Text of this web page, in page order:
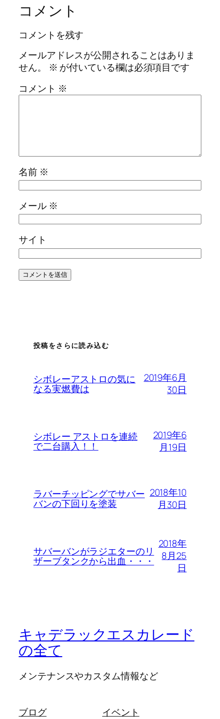
コメント
コメントを残す
メールアドレスが公開されることはありま
せん。
※ が付いている欄は必須項目です
コメント ※
名前 ※
メール ※
サイト
投稿をさらに読み込む
シボレーアストロの気に
なる実燃費は
2019年6月
30日
シボレー アストロを連続
で二台購入！！
2019年6
月19日
ラバーチッピングでサバー
バンの下回りを塗装
2018年10
月30日
サバーバンがラジエターのリ
ザーブタンクから出血・・・
2018年
8月25
日
キャデラックエスカレード
の全て
メンテナンスやカスタム情報など
ブログ
イベント